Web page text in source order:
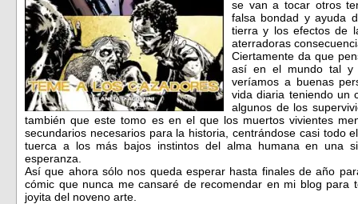
se van a tocar otros
falsa bondad y ayuda
tierra y los efectos de
aterradoras
Ciertamente da que
así en el mundo tal y
veríamos a buenas
vida diaria teniendo un
algunos de los
también que este tomo es en el que los muertos vivientes
secundarios necesarios para la historia, centrándose casi todo
tuerca a los más bajos instintos del alma humana en una
esperanza.
Así que ahora sólo nos queda esperar hasta finales de año
cómic que nunca me cansaré de recomendar en mi blog para
joyita del noveno arte.